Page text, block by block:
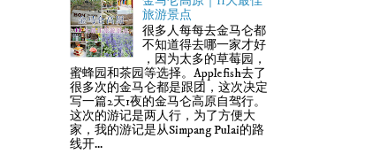
旅游景点
很多人每每去金马仑都
不知道得去哪一家才好
，因为太多的草莓园，
蜜蜂园和茶园等选择。Applefish去了
很多次的金马仑都是跟团，这次决定
写一篇2天1夜的金马仑高原自驾行。
这次的游记是两人行，为了方便大
家，我的游记是从Simpang Pulai的路
线开...